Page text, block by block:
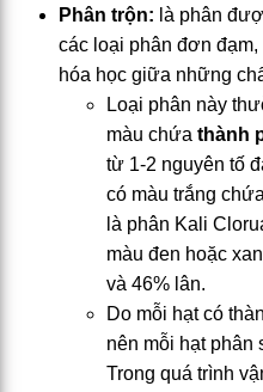
Phân trộn: là phân
các loại phân đơn
hóa học giữa những
Loại phân này
màu chứa thành
từ 1-2 nguyên tố
có màu trắng
là phân Kali
màu đen hoặc
và 46% lân.
Do mỗi hạt có
nên mỗi hạt phân
Trong quá trình